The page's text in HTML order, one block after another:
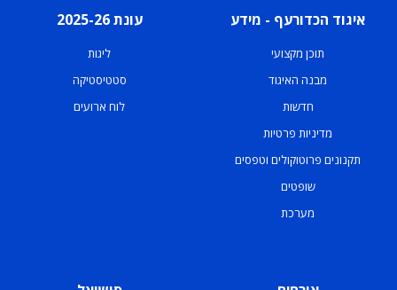
איגוד הכדורעף - מידע
תוכן מקצועי
מבנה האיגוד
חדשות
מדיניות פרטיות
תקנונים פרוטוקולים וטפסים
שופטים
מערכת
עונת 2025-26
ליגות
סטטיסטיקה
לוח ארועים